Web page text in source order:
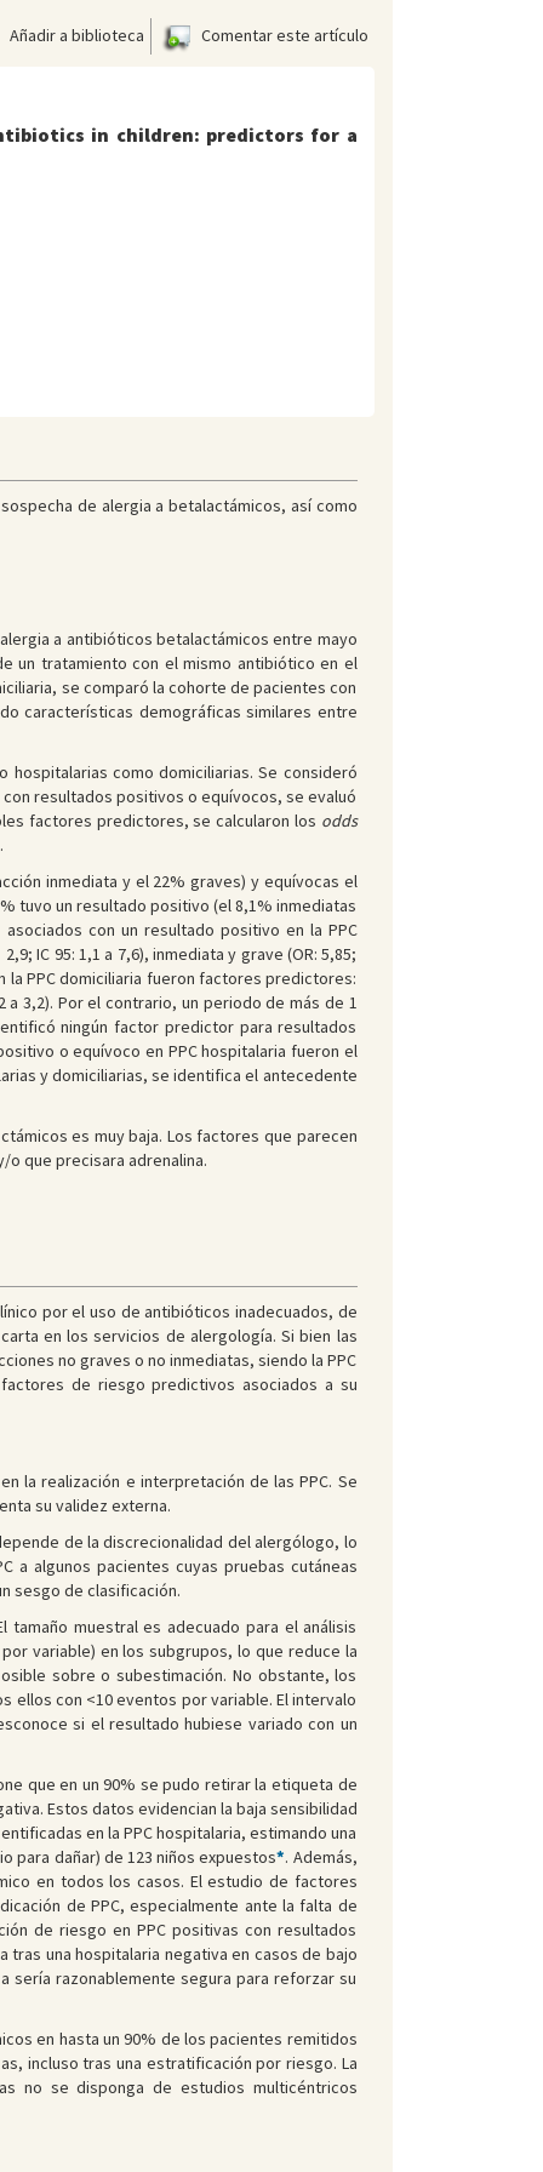
Añadir a biblioteca Comentar este artículo
in children: predictors for a
de alergia a betalactámicos, así como
a antibióticos betalactámicos entre mayo
un tratamiento con el mismo antibiótico en el
se comparó la cohorte de pacientes con
características demográficas similares entre
como domiciliarias. Se consideró
resultados positivos o equívocos, se evaluó
factores predictores, se calcularon los odds
inmediata y el 22% graves) y equívocas el
tuvo un resultado positivo (el 8,1% inmediatas
con un resultado positivo en la PPC
IC 95: 1,1 a 7,6), inmediata y grave (OR: 5,85;
la PPC domiciliaria fueron factores predictores:
a 3,2). Por el contrario, un periodo de más de 1
ningún factor predictor para resultados
o equívoco en PPC hospitalaria fueron el
y domiciliarias, se identifica el antecedente
es muy baja. Los factores que parecen
que precisara adrenalina.
por el uso de antibióticos inadecuados, de
en los servicios de alergología. Si bien las
no graves o no inmediatas, siendo la PPC
de riesgo predictivos asociados a su
la realización e interpretación de las PPC. Se
su validez externa.
de la discrecionalidad del alergólogo, lo
a algunos pacientes cuyas pruebas cutáneas
sesgo de clasificación.
muestral es adecuado para el análisis
variable) en los subgrupos, lo que reduce la
sobre o subestimación. No obstante, los
con <10 eventos por variable. El intervalo
si el resultado hubiese variado con un
que en un 90% se pudo retirar la etiqueta de
Estos datos evidencian la baja sensibilidad
en la PPC hospitalaria, estimando una
para dañar) de 123 niños expuestos*. Además,
en todos los casos. El estudio de factores
de PPC, especialmente ante la falta de
de riesgo en PPC positivas con resultados
tras una hospitalaria negativa en casos de bajo
sería razonablemente segura para reforzar su
en hasta un 90% de los pacientes remitidos
incluso tras una estratificación por riesgo. La
no se disponga de estudios multicéntricos